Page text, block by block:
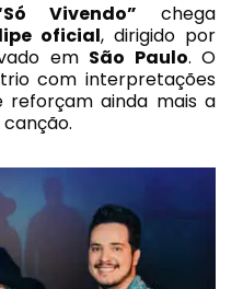
Vivendo” chega
oficial, dirigido por
em São Paulo. O
com interpretações
reforçam ainda mais a